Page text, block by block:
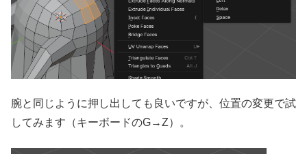
腕と同じように押し出しても良いですが、位置の変更で試
してみます（キーボードのG→Z）。